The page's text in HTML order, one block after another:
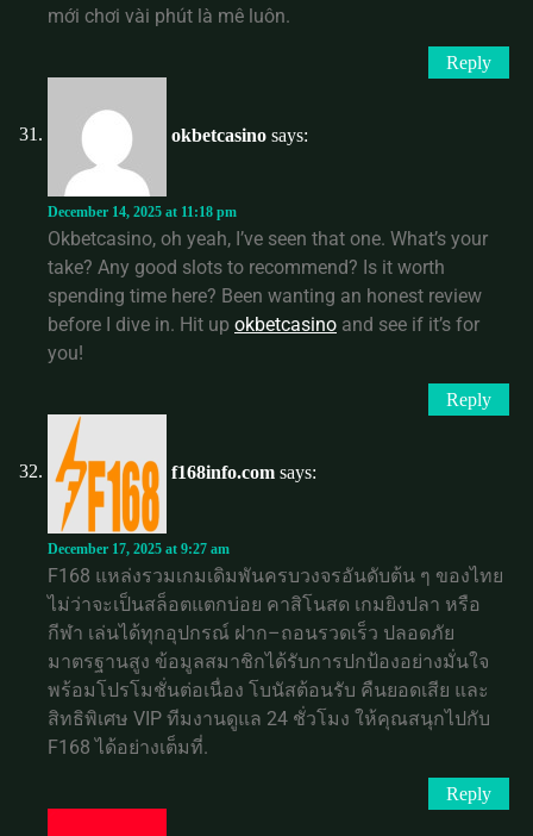
mới chơi vài phút là mê luôn.
Reply
okbetcasino says:
December 14, 2025 at 11:18 pm
Okbetcasino, oh yeah, I’ve seen that one. What’s your
take? Any good slots to recommend? Is it worth
spending time here? Been wanting an honest review
before I dive in. Hit up okbetcasino and see if it’s for
you!
Reply
f168info.com says:
December 17, 2025 at 9:27 am
F168 แหล่งรวมเกมเดิมพันครบวงจรอันดับต้น ๆ ของไทย
ไม่ว่าจะเป็นสล็อตแตกบ่อย คาสิโนสด เกมยิงปลา หรือ
กีฬา เล่นได้ทุกอุปกรณ์ ฝาก–ถอนรวดเร็ว ปลอดภัย
มาตรฐานสูง ข้อมูลสมาชิกได้รับการปกป้องอย่างมั่นใจ
พร้อมโปรโมชั่นต่อเนื่อง โบนัสต้อนรับ คืนยอดเสีย และ
สิทธิพิเศษ VIP ทีมงานดูแล 24 ชั่วโมง ให้คุณสนุกไปกับ
F168 ได้อย่างเต็มที่.
Reply